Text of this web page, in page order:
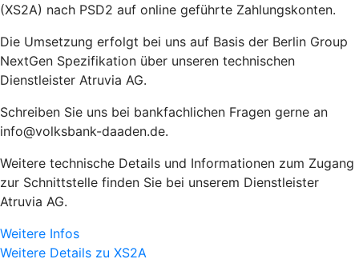
(XS2A) nach PSD2 auf online geführte Zahlungskonten.
Die Umsetzung erfolgt bei uns auf Basis der Berlin Group
NextGen Spezifikation über unseren technischen
Dienstleister Atruvia AG.
Schreiben Sie uns bei bankfachlichen Fragen gerne an
info@volksbank-daaden.de.
Weitere technische Details und Informationen zum Zugang
zur Schnittstelle finden Sie bei unserem Dienstleister
Atruvia AG.
Weitere Infos
Weitere Details zu XS2A